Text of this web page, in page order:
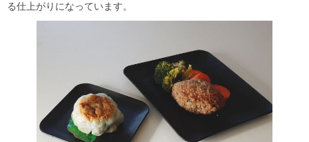
る仕上がりになっています。